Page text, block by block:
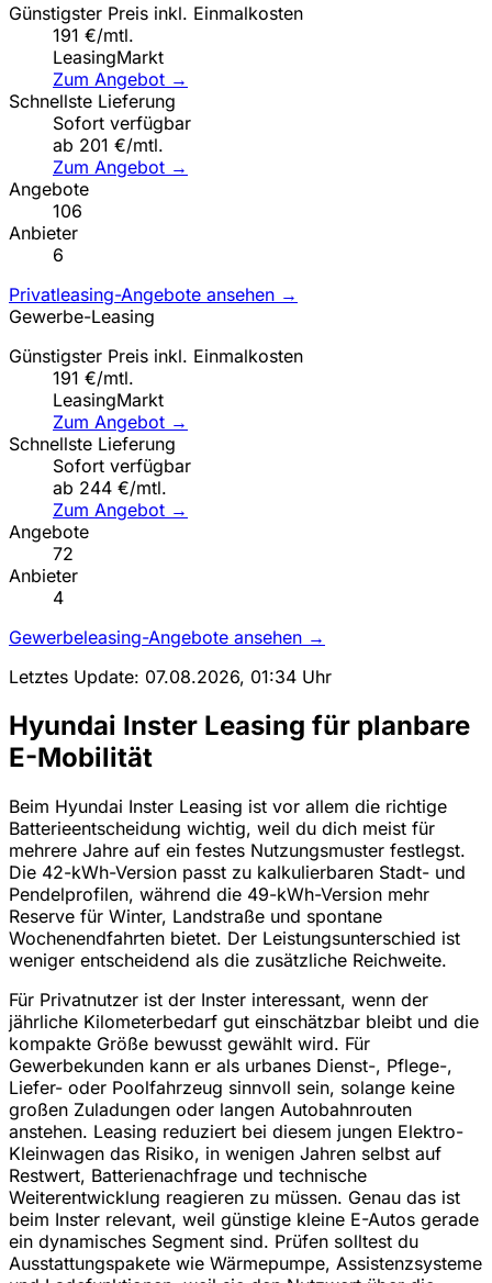
Günstigster Preis inkl. Einmalkosten
191 €/mtl.
LeasingMarkt
Zum Angebot →
Schnellste Lieferung
Sofort verfügbar
ab 201 €/mtl.
Zum Angebot →
Angebote
106
Anbieter
6
Privatleasing-Angebote ansehen →
Gewerbe-Leasing
Günstigster Preis inkl. Einmalkosten
191 €/mtl.
LeasingMarkt
Zum Angebot →
Schnellste Lieferung
Sofort verfügbar
ab 244 €/mtl.
Zum Angebot →
Angebote
72
Anbieter
4
Gewerbeleasing-Angebote ansehen →
Letztes Update: 07.08.2026, 01:34 Uhr
Hyundai Inster Leasing für planbare
E-Mobilität
Beim Hyundai Inster Leasing ist vor allem die richtige
Batterieentscheidung wichtig, weil du dich meist für
mehrere Jahre auf ein festes Nutzungsmuster festlegst.
Die 42-kWh-Version passt zu kalkulierbaren Stadt- und
Pendelprofilen, während die 49-kWh-Version mehr
Reserve für Winter, Landstraße und spontane
Wochenendfahrten bietet. Der Leistungsunterschied ist
weniger entscheidend als die zusätzliche Reichweite.
Für Privatnutzer ist der Inster interessant, wenn der
jährliche Kilometerbedarf gut einschätzbar bleibt und die
kompakte Größe bewusst gewählt wird. Für
Gewerbekunden kann er als urbanes Dienst-, Pflege-,
Liefer- oder Poolfahrzeug sinnvoll sein, solange keine
großen Zuladungen oder langen Autobahnrouten
anstehen. Leasing reduziert bei diesem jungen Elektro-
Kleinwagen das Risiko, in wenigen Jahren selbst auf
Restwert, Batterienachfrage und technische
Weiterentwicklung reagieren zu müssen. Genau das ist
beim Inster relevant, weil günstige kleine E-Autos gerade
ein dynamisches Segment sind. Prüfen solltest du
Ausstattungspakete wie Wärmepumpe, Assistenzsysteme